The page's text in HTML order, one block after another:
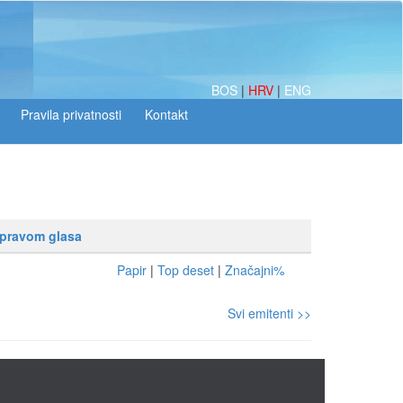
BOS | HRV | ENG
glasa
Papir | Top deset | Značajni%
Svi emitenti >>